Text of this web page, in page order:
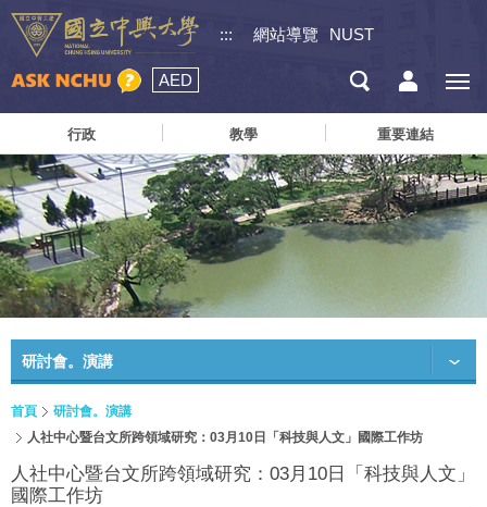
::: 網站導覽 NUST
AED
行政 教學 重要連結
研討會。演講
首頁
研討會。演講
人社中心暨台文所跨領域研究：03月10日「科技與人文」國際工作坊
人社中心暨台文所跨領域研究：03月10日「科技與人文」
國際工作坊